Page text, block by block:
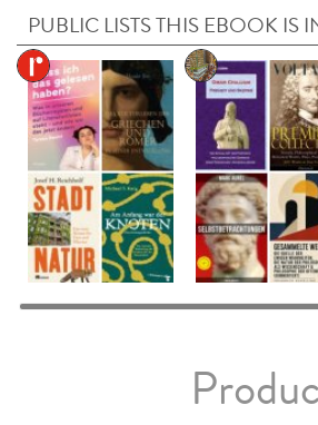
PUBLIC LISTS THIS EBOOK IS